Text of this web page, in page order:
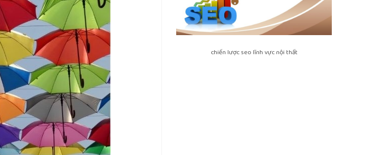
chiến lược seo lĩnh vực nội thất